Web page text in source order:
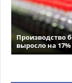
Производство
выросло на 17%